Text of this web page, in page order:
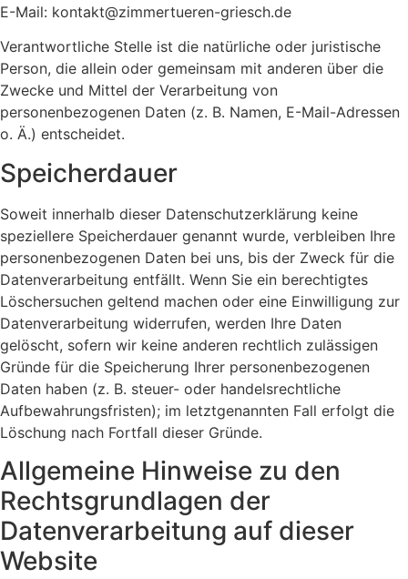
E-Mail: kontakt@zimmertueren-griesch.de
Verantwortliche Stelle ist die natürliche oder juristische
Person, die allein oder gemeinsam mit anderen über die
Zwecke und Mittel der Verarbeitung von
personenbezogenen Daten (z. B. Namen, E-Mail-Adressen
o. Ä.) entscheidet.
Speicherdauer
Soweit innerhalb dieser Datenschutzerklärung keine
speziellere Speicherdauer genannt wurde, verbleiben Ihre
personenbezogenen Daten bei uns, bis der Zweck für die
Datenverarbeitung entfällt. Wenn Sie ein berechtigtes
Löschersuchen geltend machen oder eine Einwilligung zur
Datenverarbeitung widerrufen, werden Ihre Daten
gelöscht, sofern wir keine anderen rechtlich zulässigen
Gründe für die Speicherung Ihrer personenbezogenen
Daten haben (z. B. steuer- oder handelsrechtliche
Aufbewahrungsfristen); im letztgenannten Fall erfolgt die
Löschung nach Fortfall dieser Gründe.
Allgemeine Hinweise zu den
Rechtsgrundlagen der
Datenverarbeitung auf dieser
Website